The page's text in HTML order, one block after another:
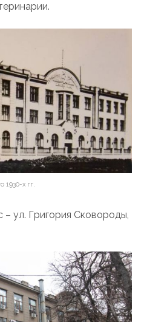
1930-х гг.
ул. Григория Сковороды,